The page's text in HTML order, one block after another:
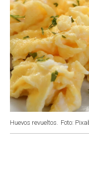
Huevos revueltos. Foto: